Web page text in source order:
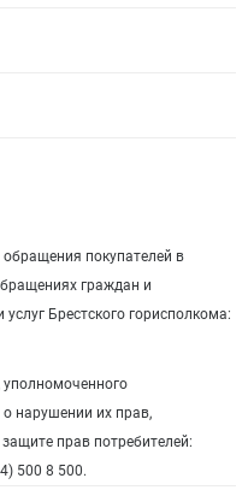
покупателей в
граждан и
Брестского горисполкома:
нарушении их прав,
прав потребителей:
500 8 500.